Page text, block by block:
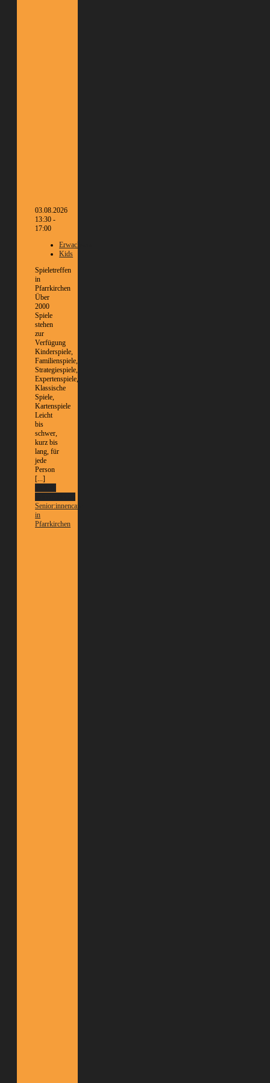
03.08.2026
13:30 -
17:00
Erwachsene
Kids
Spieletreffen
in
Pfarrkirchen
Über
2000
Spiele
stehen
zur
Verfügung
Kinderspiele,
Familienspiele,
Strategiespiele,
Expertenspiele,
Klassische
Spiele,
Kartenspiele
Leicht
bis
schwer,
kurz bis
lang, für
jede
Person
[...]
Senior:innencafé
in
Pfarrkirchen